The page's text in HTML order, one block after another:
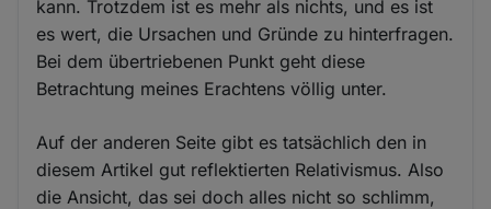
kann. Trotzdem ist es mehr als nichts, und es ist
es wert, die Ursachen und Gründe zu hinterfragen.
Bei dem übertriebenen Punkt geht diese
Betrachtung meines Erachtens völlig unter.
Auf der anderen Seite gibt es tatsächlich den in
diesem Artikel gut reflektierten Relativismus. Also
die Ansicht, das sei doch alles nicht so schlimm,